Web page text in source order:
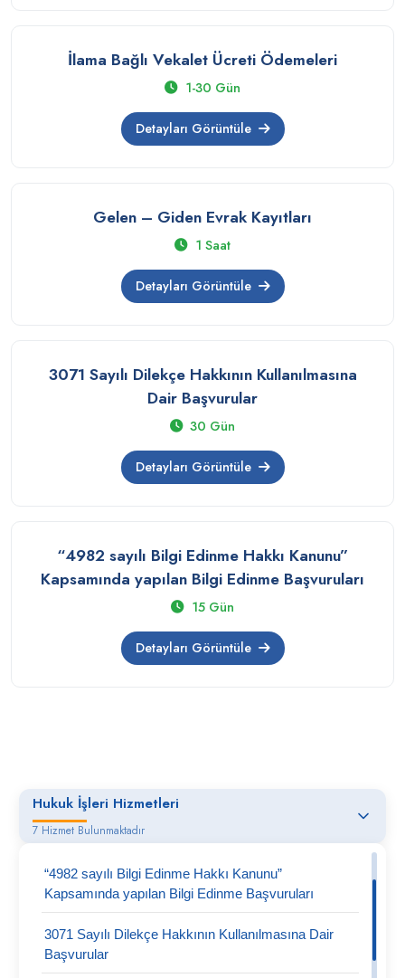
Hukuk İşleri Hizmetleri
7 Hizmet Bulunmaktadır
“4982 sayılı Bilgi Edinme Hakkı Kanunu”
Kapsamında yapılan Bilgi Edinme Başvuruları
3071 Sayılı Dilekçe Hakkının Kullanılmasına Dair
Başvurular
İlama Bağlı Vekalet Ücreti Ödemeleri
1-30 Gün
Detayları Görüntüle
Gelen – Giden Evrak Kayıtları
1 Saat
Detayları Görüntüle
3071 Sayılı Dilekçe Hakkının Kullanılmasına
Dair Başvurular
30 Gün
Detayları Görüntüle
“4982 sayılı Bilgi Edinme Hakkı Kanunu”
Kapsamında yapılan Bilgi Edinme Başvuruları
15 Gün
Detayları Görüntüle